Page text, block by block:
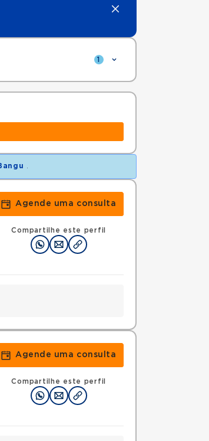
1
Agende uma consulta
Compartilhe este perfil
Agende uma consulta
Compartilhe este perfil